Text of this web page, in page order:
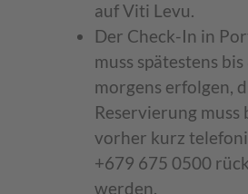
auf Viti Levu.
Der Check-In in
muss spätestens
morgens erfolgen,
Reservierung muss
vorher kurz
+679 675 0500
werden.